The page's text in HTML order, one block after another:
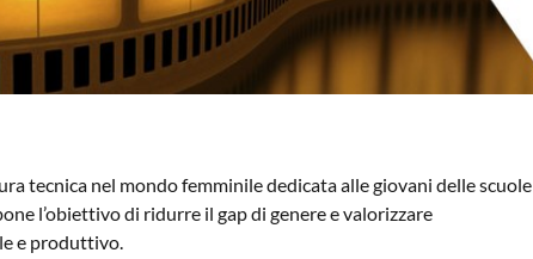
tecnica nel mondo femminile dedicata alle giovani delle scuole
l’obiettivo di ridurre il gap di genere e valorizzare
e produttivo.